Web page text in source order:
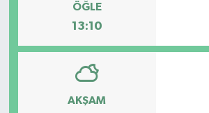
ÖĞLE
13:10
AKŞAM